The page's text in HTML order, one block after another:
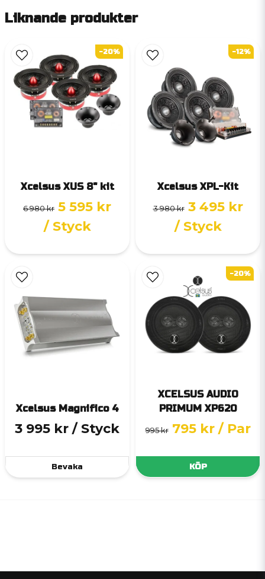
Liknande produkter
Xcelsus XUS 8" kit
6 980 kr 5 595 kr
/ Styck
-20%
Xcelsus XPL-Kit
3 980 kr 3 495 kr
/ Styck
-12%
Xcelsus Magnifico 4
3 995 kr / Styck
Bevaka
XCELSUS AUDIO
PRIMUM XP620
995 kr 795 kr / Par
KÖP
-20%